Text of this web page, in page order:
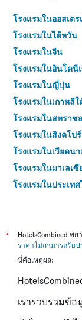
โรงแรมในออสเตร
โรงแรมในไต้หวัน
โรงแรมในจีน
โรงแรมในอินโดนี
โรงแรมในญี่ปุ่น
โรงแรมในเกาหลีใ
โรงแรมในสหราช
โรงแรมในสิงคโปร์
โรงแรมในเวียดน
โรงแรมในมาเลเซี
โรงแรมในประเท
*
HotelsCombined พ
ราคาไม่สามารถรับป
นี่คือเหตุผล:
เรารวบรวมข้